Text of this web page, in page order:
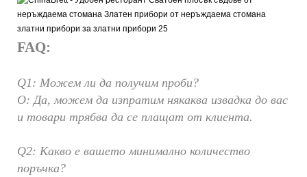
FAQ:
Q1: Можем ли да получим проби?
О: Да, можем да изпратим някаква извадка до вас
и товари трябва да се плащат от клиента.
Q2: Какво е вашето минимално количество
поръчка?